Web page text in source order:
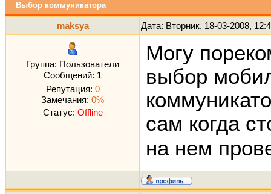
Выбор коммуникатора
maksya Дата: Вторник, 18-03-2008,
Группа: Пользователи
Сообщений: 1
Репутация: 0
Замечания: 0%
Статус: Offline
Могу
выбор
сам когда
на нем